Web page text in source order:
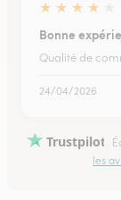
★ ★ ★ ★
Bonne
Qualité de
24/04/2026
Trustpilot
les